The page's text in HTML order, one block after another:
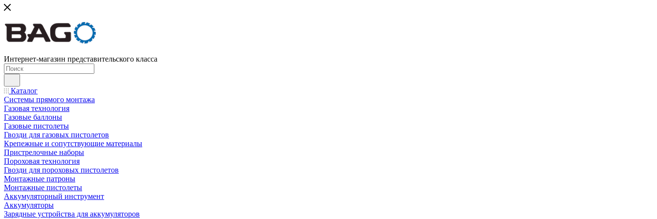
Интернет-магазин представительского класса
Каталог
Системы прямого монтажа
Газовая технология
Газовые баллоны
Газовые пистолеты
Гвозди для газовых пистолетов
Крепежные и сопутствующие материалы
Пристрелочные наборы
Пороховая технология
Гвозди для пороховых пистолетов
Монтажные патроны
Монтажные пистолеты
Аккумуляторный инструмент
Аккумуляторы
Зарядные устройства для аккумуляторов